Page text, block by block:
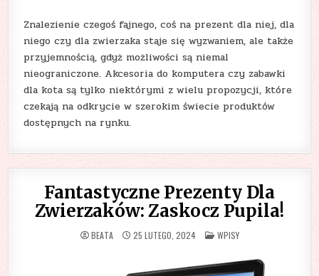
Znalezienie czegoś fajnego, coś na prezent dla niej, dla
niego czy dla zwierzaka staje się wyzwaniem, ale także
przyjemnością, gdyż możliwości są niemal
nieograniczone. Akcesoria do komputera czy zabawki
dla kota są tylko niektórymi z wielu propozycji, które
czekają na odkrycie w szerokim świecie produktów
dostępnych na rynku.
Fantastyczne Prezenty Dla
Zwierzaków: Zaskocz Pupila!
BEATA 25 LUTEGO, 2024 POSTED
IN
WPISY